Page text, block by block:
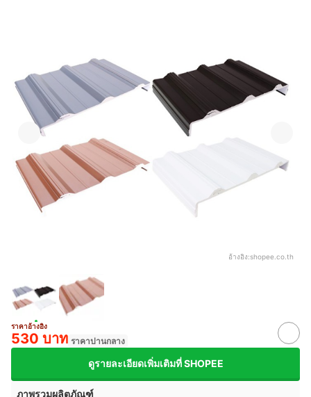
อ้างอิง:shopee.co.th
ราคาอ้างอิง
530 บาท ราคาปานกลาง
ดูรายละเอียดเพิ่มเติมที่ SHOPEE
ภาพรวมผลิตภัณฑ์